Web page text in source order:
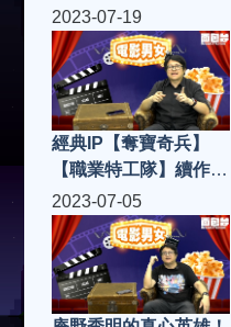
3！|電影男女 S4(第15
集)
2023-07-19
經典IP【奪寶奇兵】
【職業特工隊】續作同
期上映，究竟邊套得？
邊套吸引到新一代入
場？|電影男女 S4(第
12集)
2023-07-05